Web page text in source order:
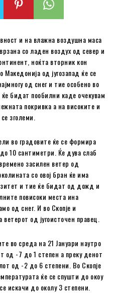
и на влажна воздушна маса
со ладен воздух од север и
ноќта вторник кон
од југозапад ќе се
од снег и тие особено во
бидат пообилни каде очекувам
покривка а на високите и
зголеми.
во градовите ќе се формира
10 сантиметри. Ќе дува слаб
засилен ветер од
со овој бран ќе има
и тие ќе бидат од дожд и
повисоки места ина
од снег. И во Скопје и
од југоисточен правец.
во среда на 21 Јануари наутро
од -7 до 1 степен а преку денот
од -2 до 6 степени. Во Скопје
ќе се спушти до окоу
искачи до околу 3 степени.